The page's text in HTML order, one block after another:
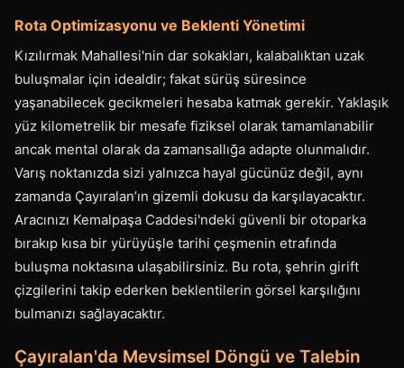
Rota Optimizasyonu ve Beklenti Yönetimi
Kızılırmak Mahallesi'nin dar sokakları, kalabalıktan uzak
buluşmalar için idealdir; fakat sürüş süresince
yaşanabilecek gecikmeleri hesaba katmak gerekir. Yaklaşık
yüz kilometrelik bir mesafe fiziksel olarak tamamlanabilir
ancak mental olarak da zamansallığa adapte olunmalıdır.
Varış noktanızda sizi yalnızca hayal gücünüz değil, aynı
zamanda Çayıralan’ın gizemli dokusu da karşılayacaktır.
Aracınızı Kemalpaşa Caddesi'ndeki güvenli bir otoparka
bırakıp kısa bir yürüyüşle tarihi çeşmenin etrafında
buluşma noktasına ulaşabilirsiniz. Bu rota, şehrin girift
çizgilerini takip ederken beklentilerin görsel karşılığını
bulmanızı sağlayacaktır.
Çayıralan'da Mevsimsel Döngü ve Talebin